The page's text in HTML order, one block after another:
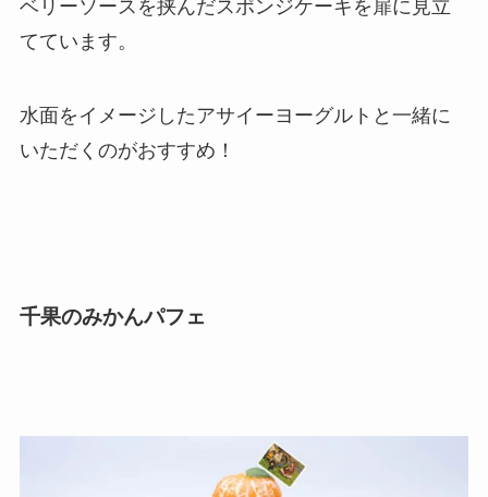
ベリーソースを挟んだスポンジケーキを扉に見立
てています。
水面をイメージしたアサイーヨーグルトと一緒に
いただくのがおすすめ！
千果のみかんパフェ